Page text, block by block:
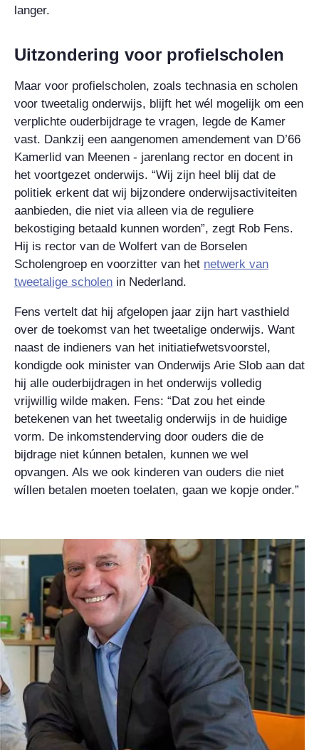
langer.
Uitzondering voor profielscholen
Maar voor profielscholen, zoals technasia en scholen
voor tweetalig onderwijs, blijft het wél mogelijk om een
verplichte ouderbijdrage te vragen, legde de Kamer
vast. Dankzij een aangenomen amendement van D’66
Kamerlid van Meenen - jarenlang rector en docent in
het voortgezet onderwijs. “Wij zijn heel blij dat de
politiek erkent dat wij bijzondere onderwijsactiviteiten
aanbieden, die niet via alleen via de reguliere
bekostiging betaald kunnen worden”, zegt Rob Fens.
Hij is rector van de Wolfert van de Borselen
Scholengroep en voorzitter van het netwerk van
tweetalige scholen in Nederland.
Fens vertelt dat hij afgelopen jaar zijn hart vasthield
over de toekomst van het tweetalige onderwijs. Want
naast de indieners van het initiatiefwetsvoorstel,
kondigde ook minister van Onderwijs Arie Slob aan dat
hij alle ouderbijdragen in het onderwijs volledig
vrijwillig wilde maken. Fens: “Dat zou het einde
betekenen van het tweetalig onderwijs in de huidige
vorm. De inkomstenderving door ouders die de
bijdrage niet kúnnen betalen, kunnen we wel
opvangen. Als we ook kinderen van ouders die niet
wíllen betalen moeten toelaten, gaan we kopje onder.”